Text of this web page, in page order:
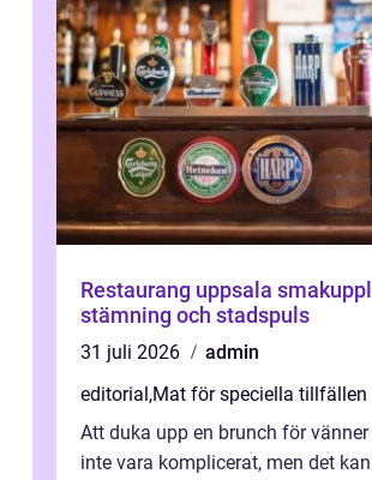
Restaurang uppsala smakupplevelser,
stämning och stadspuls
31 juli 2026
admin
editorial,Mat för speciella tillfällen
Att duka upp en brunch för vänner
inte vara komplicerat, men det